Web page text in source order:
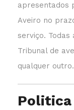
apresentados
Aveiro no
serviço. Todas
Tribunal de
qualquer outro.
Politica